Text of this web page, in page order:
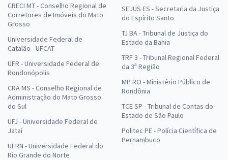
CRECI MT - Conselho Regional de
Corretores de Imóveis do Mato
Grosso
Universidade Federal de
Catalão - UFCAT
UFR - Universidade Federal de
Rondonópolis
CRA MS - Conselho Regional de
Administração do Mato Grosso
do Sul
UFJ - Universidade Federal de
Jataí
UFRN - Universidade Federal do
Rio Grande do Norte
SEJUS ES - Secretaria da Justiça
do Espírito Santo
TJ BA - Tribunal de Justiça do
Estado da Bahia
TRF 3 - Tribunal Regional Federal
da 3ª Região
MP RO - Ministério Público de
Rondônia
TCE SP - Tribunal de Contas do
Estado de São Paulo
Politec PE - Polícia Científica de
Pernambuco